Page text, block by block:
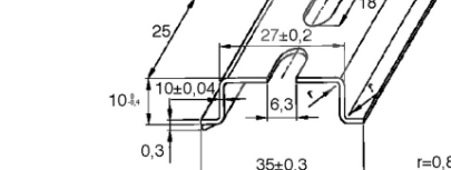
Automatyka budynkowa i osprzęt
elektroinstalacyjny